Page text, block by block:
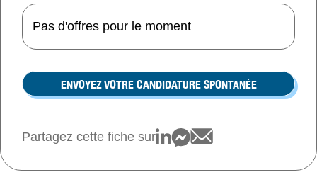
Pas d'offres pour le moment
ENVOYEZ VOTRE CANDIDATURE SPONTANÉE
Partagez cette fiche sur